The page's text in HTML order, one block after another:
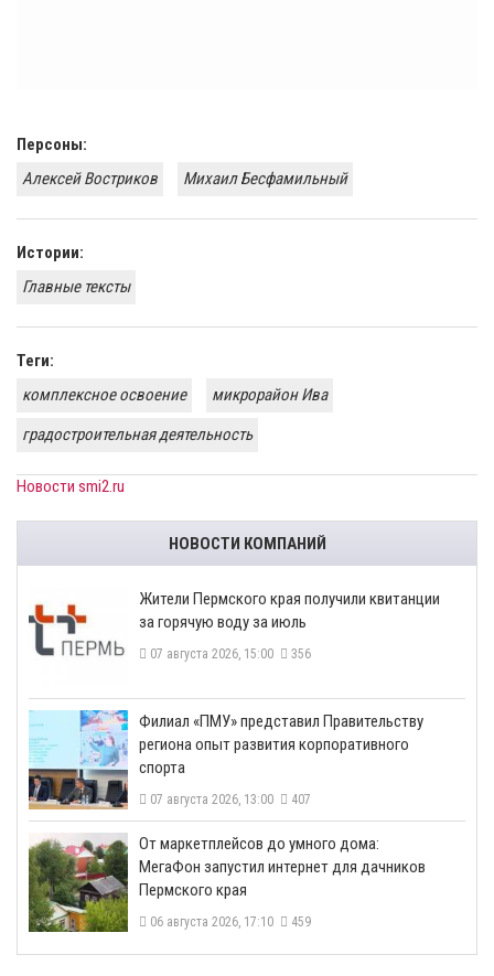
Персоны:
Алексей Востриков
Михаил Бесфамильный
Истории:
Главные тексты
Теги:
комплексное освоение
микрорайон Ива
градостроительная деятельность
Новости smi2.ru
НОВОСТИ КОМПАНИЙ
​Жители Пермского края получили квитанции
за горячую воду за июль
07 августа 2026, 15:00 356
​Филиал «ПМУ» представил Правительству
региона опыт развития корпоративного
спорта
07 августа 2026, 13:00 407
От маркетплейсов до умного дома:
МегаФон запустил интернет для дачников
Пермского края
06 августа 2026, 17:10 459